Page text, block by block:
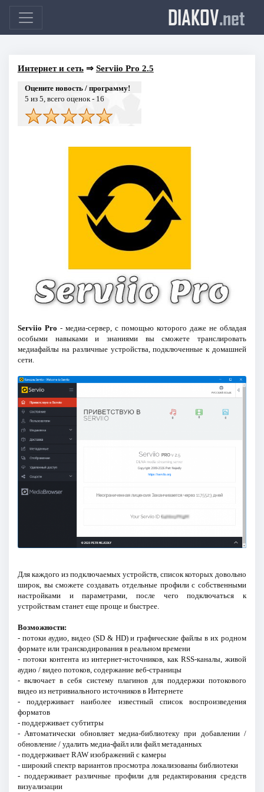
DIAKOV.net
Интернет и сеть⇒ Serviio Pro 2.5
Оцените новость / программу!
5 из 5, всего оценок - 16
Serviio Pro - медиа-сервер, с помощью которого даже не обладая
особыми навыками и знаниями вы сможете транслировать
медиафайлы на различные устройства, подключенные к домашней
сети.
Для каждого из подключаемых устройств, список которых довольно
широк, вы сможете создавать отдельные профили с собственными
настройками и параметрами, после чего подключаться к
устройствам станет еще проще и быстрее.
Возможности:
- потоки аудио, видео (SD & HD) и графические файлы в их родном
формате или транскодирования в реальном времени
- потоки контента из интернет-источников, как RSS-каналы, живой
аудио / видео потоков, содержание веб-страницы
- включает в себя систему плагинов для поддержки потокового
видео из нетривиального источников в Интернете
- поддерживает наиболее известный список воспроизведения
форматов
- поддерживает субтитры
- Автоматически обновляет медиа-библиотеку при добавлении /
обновление / удалить медиа-файл или файл метаданных
- поддерживает RAW изображений с камеры
- широкий спектр вариантов просмотра локализованы библиотеки
- поддерживает различные профили для редактирования средств
визуализации